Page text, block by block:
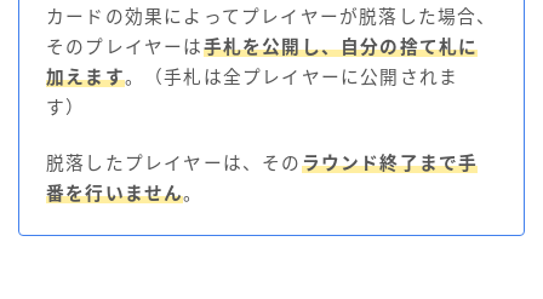
カードの効果によってプレイヤーが脱落した場合、
そのプレイヤーは手札を公開し、自分の捨て札に
加えます。（手札は全プレイヤーに公開されま
す）
脱落したプレイヤーは、そのラウンド終了まで手
番を行いません。